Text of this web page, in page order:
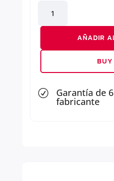
BARRA
ESTABILIZADORA
cantidad
AÑADIR
BUY
R Garantía de
fabricante